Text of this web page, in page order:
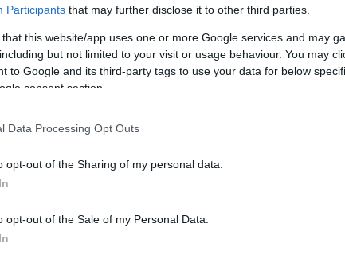
Participants that may further disclose it to other third parties.
that this website/app uses one or more Google services and may
but not limited to your visit or usage behaviour. You may
to Google and its third-party tags to use your data for below
consent section.
Data Processing Opt Outs
opt-out of the Sharing of my personal data.
opt-out of the Sale of my Personal Data.
του
το
του